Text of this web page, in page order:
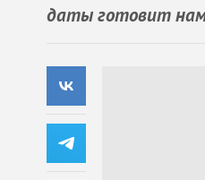
даты готовит